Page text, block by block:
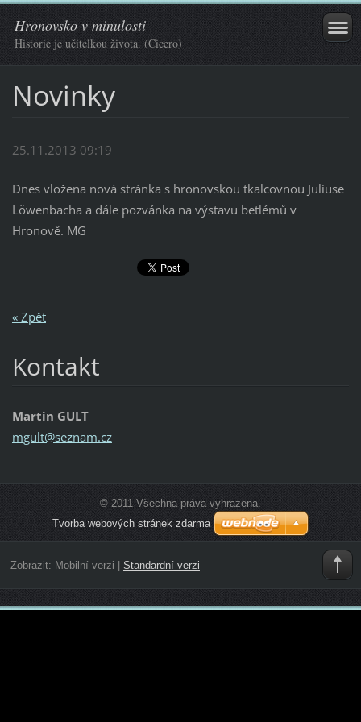
Hronovsko v minulosti
Historie je učitelkou života. (Cicero)
Novinky
25.11.2013 09:19
Dnes vložena nová stránka s hronovskou tkalcovnou Juliuse
Löwenbacha a dále pozvánka na výstavu betlémů v
Hronově. MG
« Zpět
Kontakt
Martin GULT
mgult@seznam.cz
© 2011 Všechna práva vyhrazena.
Tvorba webových stránek zdarma
Zobrazit: Mobilní verzi Standardní verzi